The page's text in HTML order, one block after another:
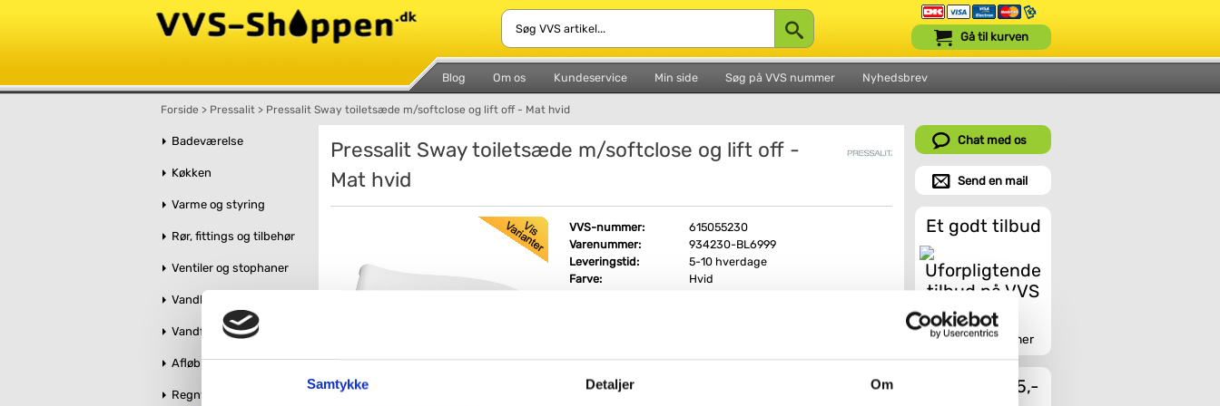
Samtykke Detaljer Om
Blog Om os Kundeservice Min side Søg på VVS nummer Nyhedsbrev
Gå til kurven
Forside > Pressalit > Pressalit Sway toiletsæde m/softclose og lift off - Mat hvid
Badeværelse
Køkken
Varme og styring
Rør, fittings og tilbehør
Ventiler og stophaner
Vandbehandling
Vandforsyning
Afløb og kloak
Regnvandshåndtering
Pressalit Sway toiletsæde m/softclose og lift off -
Mat hvid
VVS-nummer:
615055230
Varenummer:
934230-BL6999
Leveringstid:
5-10 hverdage
Farve:
Hvid
Fri fragt fra 4.995,-
Chat med os
Send en mail
Et godt tilbud
Indhent tilbud her
Fragt fra 45,-